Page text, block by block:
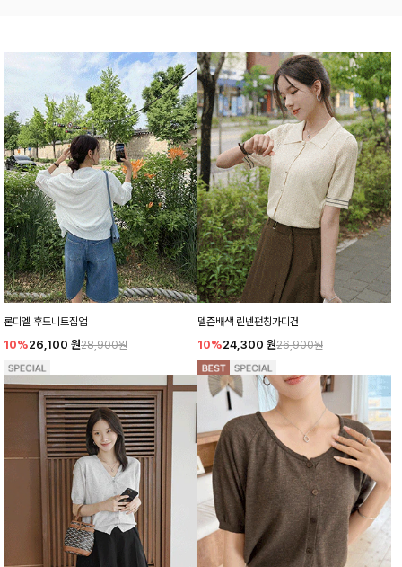
론디엘 후드니트집업
10%26,100 원28,900원
델즌배색 린넨펀칭가디건
10%24,300 원26,900원